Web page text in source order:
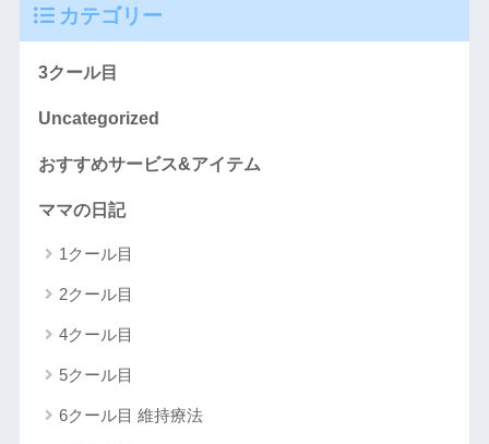
カテゴリー
3クール目
Uncategorized
おすすめサービス&アイテム
ママの日記
1クール目
2クール目
4クール目
5クール目
6クール目 維持療法